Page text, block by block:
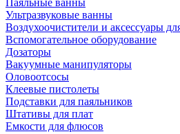
Паяльные ванны
Ультразвуковые ванны
Воздухоочистители и аксессуары
Вспомогательное оборудование
Дозаторы
Вакуумные манипуляторы
Оловоотсосы
Клеевые пистолеты
Подставки для паяльников
Штативы для плат
Емкости для флюсов